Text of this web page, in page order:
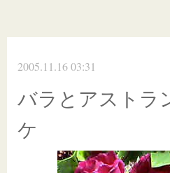
2005.11.16 03:31
バラとアストラ
ケ